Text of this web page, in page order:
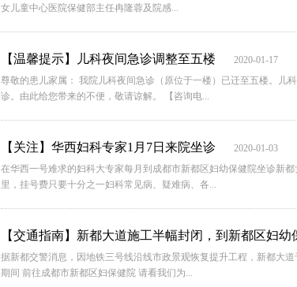
女儿童中心医院保健部主任冉隆蓉及院感...
【温馨提示】儿科夜间急诊调整至五楼
2020-01-17
尊敬的患儿家属： 我院儿科夜间急诊（原位于一楼）已迁至五楼。儿
诊。由此给您带来的不便，敬请谅解。 【咨询电...
【关注】华西妇科专家1月7日来院坐诊
2020-01-03
在华西一号难求的妇科大专家每月到成都市新都区妇幼保健院坐诊新
里，挂号费只要十分之一妇科常见病、疑难病、各...
【交通指南】新都大道施工半幅封闭，到新都区妇幼
据新都交警消息，因地铁三号线沿线市政景观恢复提升工程，新都大
期间 前往成都市新都区妇保健院 请看我们为...